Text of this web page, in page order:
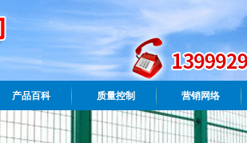
产品百科 质量控制 营销网络